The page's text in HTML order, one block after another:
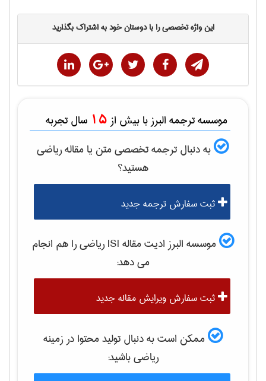
این واژه تخصصی را با دوستان خود به اشتراک بگذارید
موسسه ترجمه البرز با بیش از 15 سال تجربه
به دنبال ترجمه تخصصی متن یا مقالهرياضی
هستید؟
ثبت سفارش ترجمه جدید
موسسه البرز ادیت مقاله ISI رياضیرا هم انجام
می دهد:
ثبت سفارش ویرایش مقاله جدید
ممکن است به دنبال تولید محتوا در زمینه
رياضیباشید: